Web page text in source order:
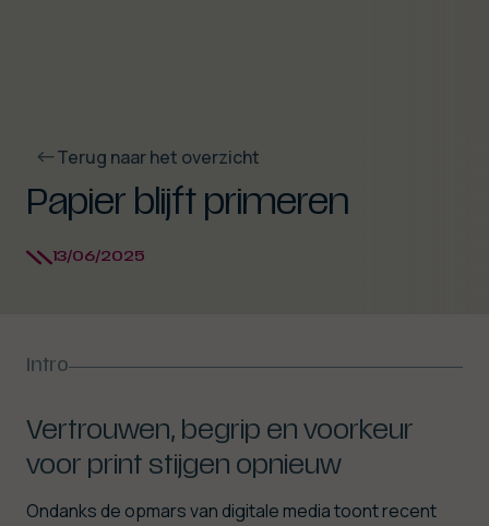
Terug naar het overzicht
Papier blijft primeren
13/06/2025
Intro
Vertrouwen, begrip en voorkeur
voor print stijgen opnieuw
Ondanks de opmars van digitale media toont recent